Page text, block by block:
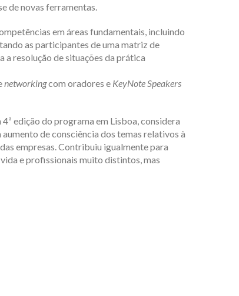
de novas ferramentas.
em áreas fundamentais, incluindo
as participantes de uma matriz de
resolução de situações da prática
networkingcom oradores e KeyNote Speakers
edição do programa em Lisboa, considera
de consciência dos temas relativos à
empresas. Contribuiu igualmente para
e profissionais muito distintos, mas